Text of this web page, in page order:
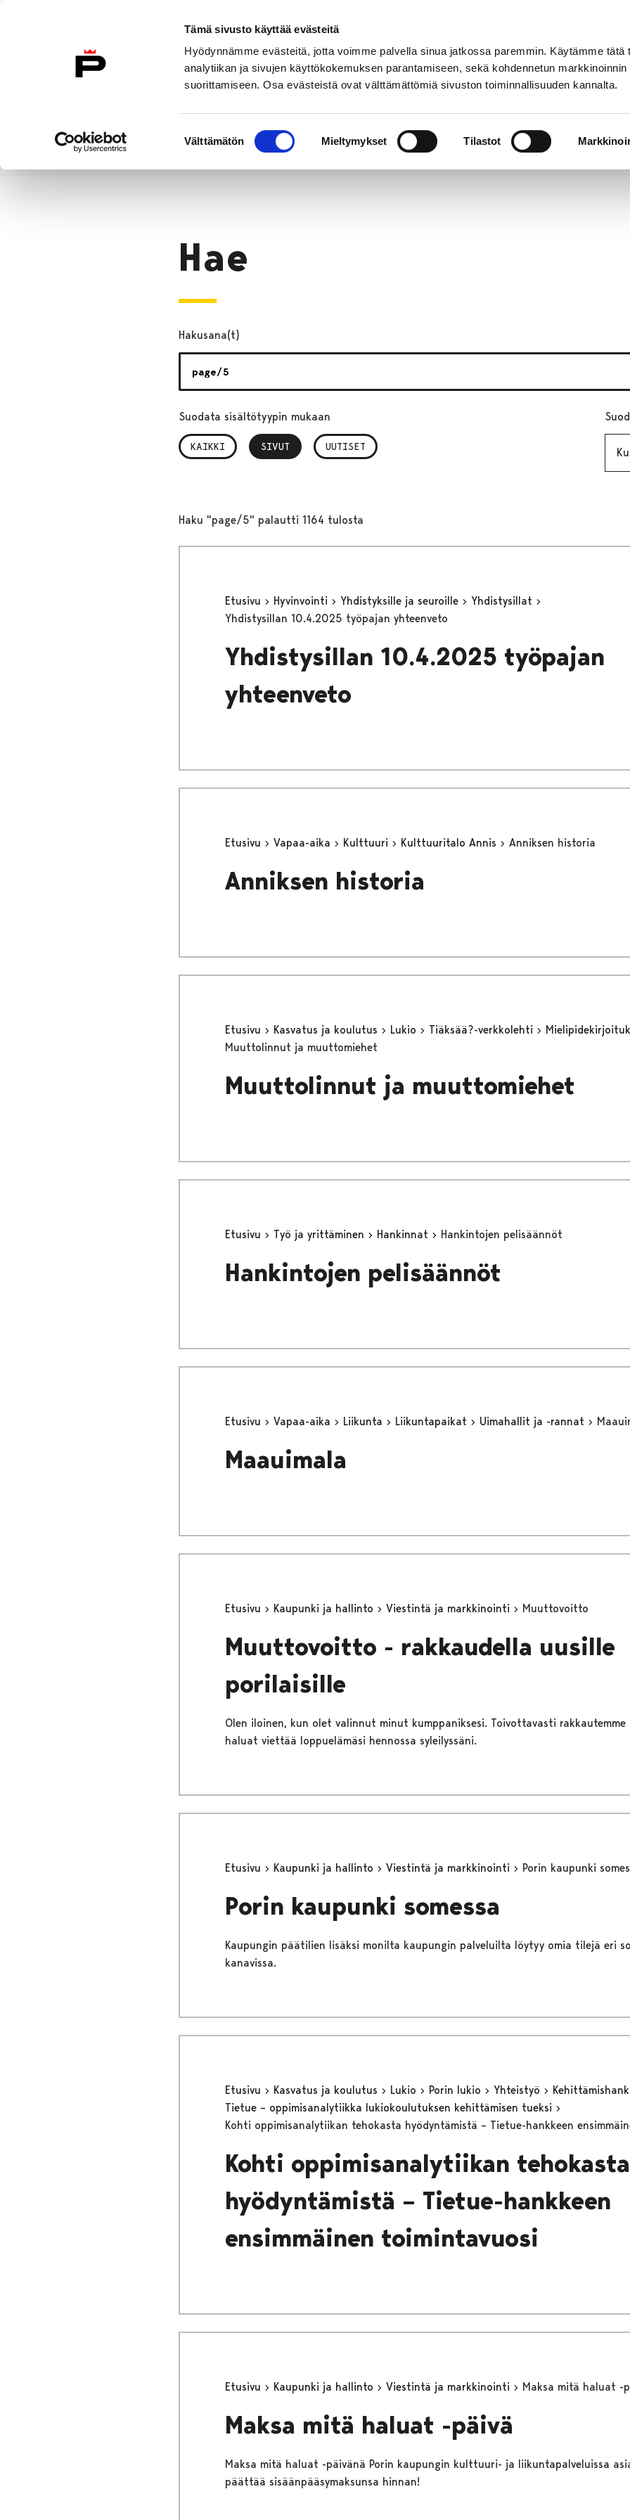
Tämä sivusto käyttää evästeitä
Hyödynnämme evästeitä, jotta voimme palvella sinua jatkossa paremmin. Käytämme tätä
analytiikan ja sivujen käyttökokemuksen parantamiseen, sekä kohdennetun markkinoinnin
suorittamiseen. Osa evästeistä ovat välttämättömiä sivuston toiminnallisuuden kannalta.
valinta
Välttämätön Mieltymykset Tilastot
Etusivulle
Etusivu
Hae
Hakusana(t)
Suodata sisältötyypin mukaan
KAIKKI SIVUT
, VALITTU UUTISET
Haku "page/5" palautti 1164 tulosta
Etusivu Hyvinvointi Yhdistyksille ja seuroille
Yhdistysillat
Yhdistysillan 10.4.2025 työpajan yhteenveto
Yhdistysillan 10.4.2025 työpajan
yhteenveto
Etusivu Vapaa-aika Kulttuuri Kulttuuritalo Annis Anniksen historia
Anniksen historia
Etusivu Kasvatus ja koulutus Lukio Tiäksää?-verkkolehti
Muuttolinnut ja muuttomiehet
Muuttolinnut ja muuttomiehet
Etusivu Työ ja yrittäminen Hankinnat Hankintojen pelisäännöt
Hankintojen pelisäännöt
Etusivu Vapaa-aika Liikunta Liikuntapaikat Uimahallit ja -rannat
Maauimala
Etusivu Kaupunki ja hallinto Viestintä ja markkinointi Muuttovoitto
Muuttovoitto - rakkaudella uusille
porilaisille
Olen iloinen, kun olet valinnut minut kumppaniksesi. Toivottavasti rakkautemme
haluat viettää loppuelämäsi hennossa syleilyssäni.
Etusivu Kaupunki ja hallinto Viestintä ja markkinointi Porin kaupunki
Porin kaupunki somessa
Kaupungin päätilien lisäksi monilta kaupungin palveluilta löytyy omia tilejä eri
kanavissa.
Etusivu Kasvatus ja koulutus Lukio Porin lukio Yhteistyö
Tietue – oppimisanalytiikka lukiokoulutuksen kehittämisen tueksi
Kohti oppimisanalytiikan tehokasta hyödyntämistä – Tietue-hankkeen
Kohti oppimisanalytiikan tehokasta
hyödyntämistä – Tietue-hankkeen
ensimmäinen toimintavuosi
Etusivu Kaupunki ja hallinto Viestintä ja markkinointi Maksa mitä haluat -
Maksa mitä haluat -päivä
Maksa mitä haluat -päivänä Porin kaupungin kulttuuri- ja liikuntapalveluissa
päättää sisäänpääsymaksunsa hinnan!